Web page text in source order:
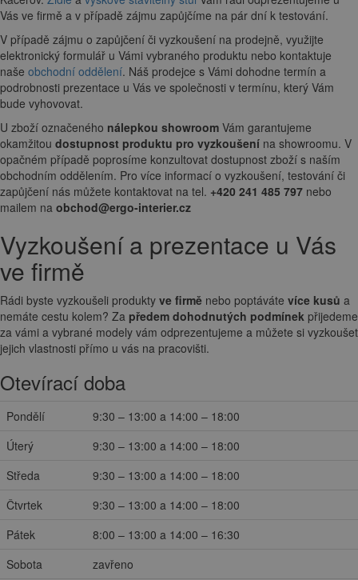
Vás ve firmě a v případě zájmu zapůjčíme na pár dní k testování.
V případě zájmu o zapůjčení či vyzkoušení na prodejně, využijte
elektronický formulář u Vámi vybraného produktu nebo kontaktuje
naše obchodní oddělení. Náš prodejce s Vámi dohodne termín a
podrobnosti prezentace u Vás ve společnosti v termínu, který Vám
bude vyhovovat.
U zboží označeného nálepkou showroom Vám garantujeme
okamžitou dostupnost produktu pro vyzkoušení na showroomu. V
opačném případě poprosíme konzultovat dostupnost zboží s naším
obchodním oddělením. Pro více informací o vyzkoušení, testování či
zapůjčení nás můžete kontaktovat na tel. +420 241 485 797 nebo
mailem na obchod@ergo-interier.cz
Vyzkoušení a prezentace u Vás
ve firmě
Rádi byste vyzkoušeli produkty ve firmě nebo poptáváte více kusů a
nemáte cestu kolem? Za předem dohodnutých podmínek přijedeme
za vámi a vybrané modely vám odprezentujeme a můžete si vyzkoušet
jejich vlastnosti přímo u vás na pracovišti.
Otevírací doba
Pondělí
9:30 – 13:00 a 14:00 – 18:00
Úterý
9:30 – 13:00 a 14:00 – 18:00
Středa
9:30 – 13:00 a 14:00 – 18:00
Čtvrtek
9:30 – 13:00 a 14:00 – 18:00
Pátek
8:00 – 13:00 a 14:00 – 16:30
Sobota
zavřeno